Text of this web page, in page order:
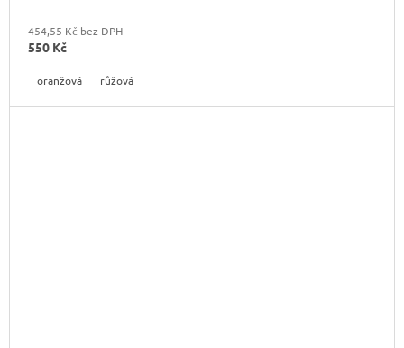
454,55 Kč bez DPH
550 Kč
oranžová růžová